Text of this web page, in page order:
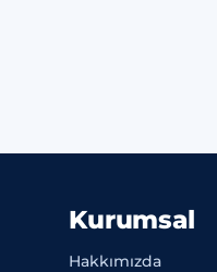
Kurumsal
Hakkımızda